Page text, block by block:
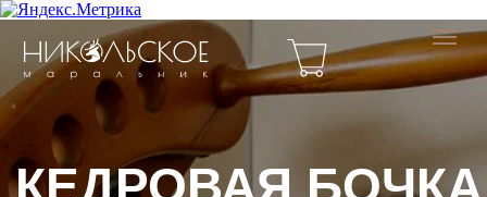
КЕДРОВАЯ БОЧКА
(ФИТОБОЧКА)